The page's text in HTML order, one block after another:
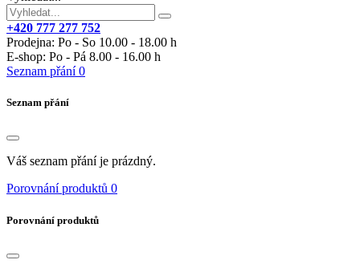
+420 777 277 752
Prodejna: Po - So 10.00 - 18.00 h
E-shop: Po - Pá 8.00 - 16.00 h
Seznam přání 0
Seznam přání
Váš seznam přání je prázdný.
Porovnání produktů 0
Porovnání produktů